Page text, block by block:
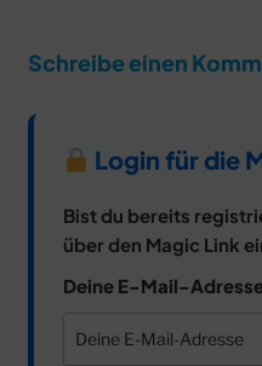
Schreibe einen
Login für die
Bist du bereits
über den Magic Link
Deine E-Mail-